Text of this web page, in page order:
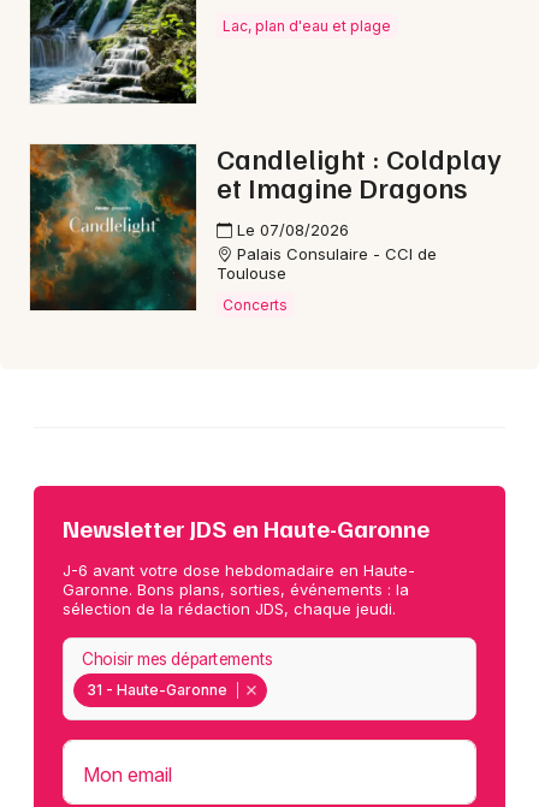
31 - Haute-Garonne
Choisir mes départements
Mon email
Je m'abonne
Lac, plan d'eau et plage
Candlelight : Coldplay
et Imagine Dragons
Le 07/08/2026
Palais Consulaire - CCI de
Toulouse
Concerts
Newsletter JDS en Haute-Garonne
J-6 avant votre dose hebdomadaire en Haute-
Garonne. Bons plans, sorties, événements : la
sélection de la rédaction JDS, chaque jeudi.
31 - Haute-Garonne
Choisir mes départements
Mon email